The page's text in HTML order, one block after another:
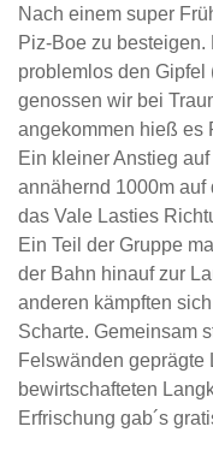
Nach einem super
Piz-Boe zu
problemlos den
genossen wir bei
angekommen hieß es
Ein kleiner Anstieg
annähernd 1000m
das Vale Lasties
Ein Teil der Gruppe
der Bahn hinauf zur
anderen kämpften
Scharte. Gemeinsam
Felswänden geprägte
bewirtschafteten
Erfrischung gab´s